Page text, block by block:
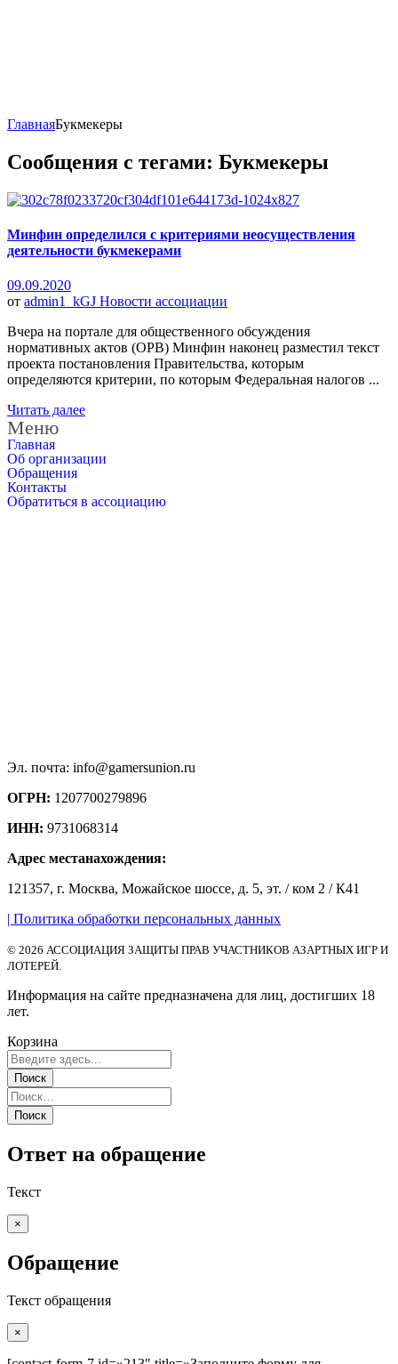
ГлавнаяБукмекеры
Сообщения с тегами: Букмекеры
Минфин определился с критериями неосуществления
деятельности букмекерами
09.09.2020
от admin1_kGJ Новости ассоциации
Вчера на портале для общественного обсуждения
нормативных актов (ОРВ) Минфин наконец разместил текст
проекта постановления Правительства, которым
определяются критерии, по которым Федеральная налогов ...
Читать далее
Меню
Главная
Об организации
Обращения
Контакты
Обратиться в ассоциацию
Эл. почта: info@gamersunion.ru
ОГРН: 1207700279896
ИНН: 9731068314
Адрес местанахождения:
121357, г. Москва, Можайское шоссе, д. 5, эт. / ком 2 / К41
| Политика обработки персональных данных
© 2026 АССОЦИАЦИЯ ЗАЩИТЫ ПРАВ УЧАСТНИКОВ АЗАРТНЫХ ИГР И
ЛОТЕРЕЙ.
Информация на сайте предназначена для лиц, достигших 18
лет.
Корзина
Ответ на обращение
Текст
×
Обращение
Текст обращения
×